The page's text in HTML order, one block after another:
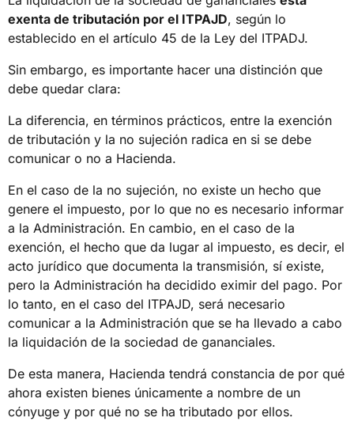
exenta de tributación por el ITPAJD, según lo
establecido en el artículo 45 de la Ley del ITPADJ.
Sin embargo, es importante hacer una distinción que
debe quedar clara:
La diferencia, en términos prácticos, entre la exención
de tributación y la no sujeción radica en si se debe
comunicar o no a Hacienda.
En el caso de la no sujeción, no existe un hecho que
genere el impuesto, por lo que no es necesario informar
a la Administración. En cambio, en el caso de la
exención, el hecho que da lugar al impuesto, es decir, el
acto jurídico que documenta la transmisión, sí existe,
pero la Administración ha decidido eximir del pago. Por
lo tanto, en el caso del ITPAJD, será necesario
comunicar a la Administración que se ha llevado a cabo
la liquidación de la sociedad de gananciales.
De esta manera, Hacienda tendrá constancia de por qué
ahora existen bienes únicamente a nombre de un
cónyuge y por qué no se ha tributado por ellos.